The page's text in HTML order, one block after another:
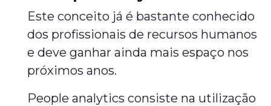
Este conceito já é bastante conhecido
dos profissionais de recursos humanos
e deve ganhar ainda mais espaço nos
próximos anos.
People analytics consiste na utilização